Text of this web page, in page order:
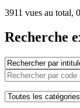
3911 vues au total,
Recherche